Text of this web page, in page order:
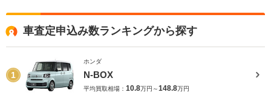
車査定申込み数ランキングから探す
1
ホンダ
N-BOX
平均買取相場： 10.8万円～148.8万円